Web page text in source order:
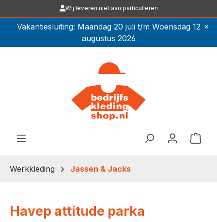
Ga naar de hoofdinhoudWij leveren niet aan particulieren
Vakantiesluiting: Maandag 20 juli t/m Woensdag 12
augustus 2026
×
Werkkleding Jassen & Jacks
Havep attitude parka